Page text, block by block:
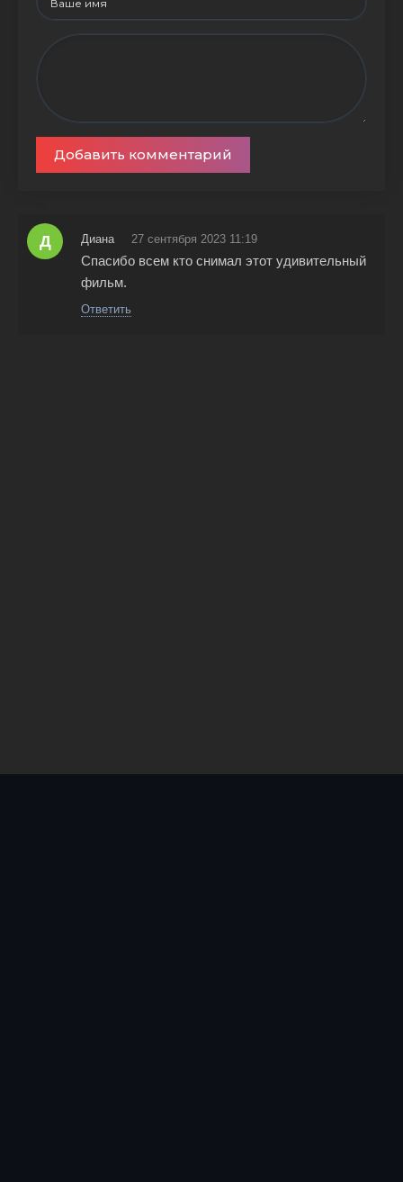
Добавить комментарий
Д Диана 27 сентября 2023 11:19
Спасибо всем кто снимал этот удивительный
фильм.
Ответить